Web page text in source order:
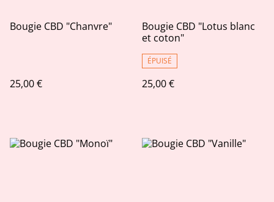
Bougie CBD "Chanvre"
25,00 €
Bougie CBD "Lotus blanc
et coton"
ÉPUISÉ
25,00 €